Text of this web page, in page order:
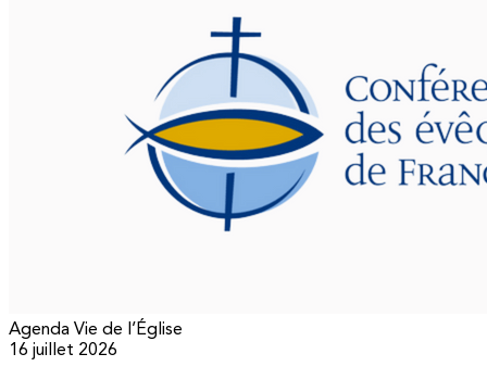
Agenda Vie de l’Église
16 juillet 2026